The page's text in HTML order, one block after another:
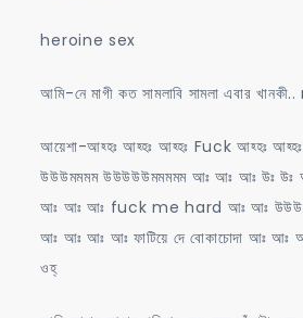
heroine sex
আমি-নে মাগী কত সামলাবি সামলা এবার
আয়েশা-আহ্হঃ আহ্হঃ আহ্হঃ Fuck আহ্হঃ
উউউমমমম উউউউউমমমমম আঃ আঃ আঃ উঃ
আঃ আঃ আঃ fuck me hard আঃ আঃ
আঃ আঃ আঃ আঃ ফাটিয়ে দে বোকাচোদা আঃ
ওহ্